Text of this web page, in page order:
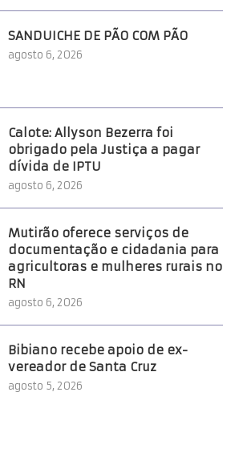
SANDUICHE DE PÃO COM PÃO
agosto 6, 2026
Calote: Allyson Bezerra foi
obrigado pela Justiça a pagar
dívida de IPTU
agosto 6, 2026
Mutirão oferece serviços de
documentação e cidadania para
agricultoras e mulheres rurais no
RN
agosto 6, 2026
Bibiano recebe apoio de ex-
vereador de Santa Cruz
agosto 5, 2026